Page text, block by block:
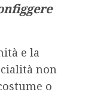
e la
non
o